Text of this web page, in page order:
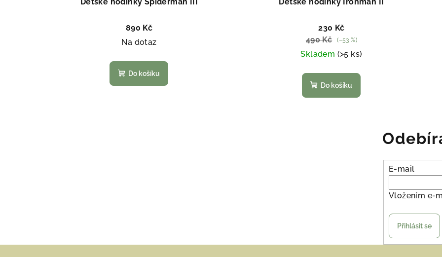
Dětské hodinky Spiderman III
890 Kč
Na dotaz
Do košíku
Dětské hodinky Ironman II
230 Kč
490 Kč
(–53 %)
Skladem (>5 ks)
Do košíku
E-mail
Vložením e-
Přihlásit se